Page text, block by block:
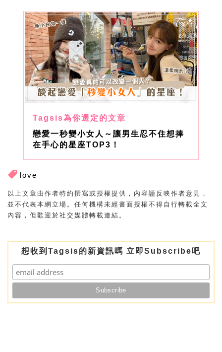
戀愛一秒變小女人～讓男生忍不住想捧
在手心的星座TOP3！
love
以上文章由作者特約撰寫或授權提供，內容謹反映作者意見，
並不代表本網立場。任何機構未經書面授權不得自行轉載全文
內容，但歡迎於社交媒體轉載連結。
想收到Tagsis的新資訊嗎 立即Subscribe吧